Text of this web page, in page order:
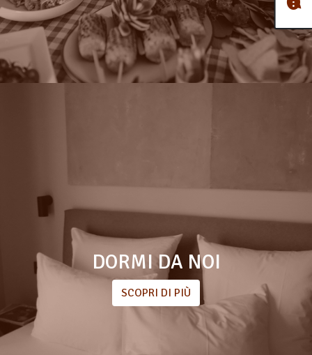
DORMI DA NOI
SCOPRI DI PIÙ